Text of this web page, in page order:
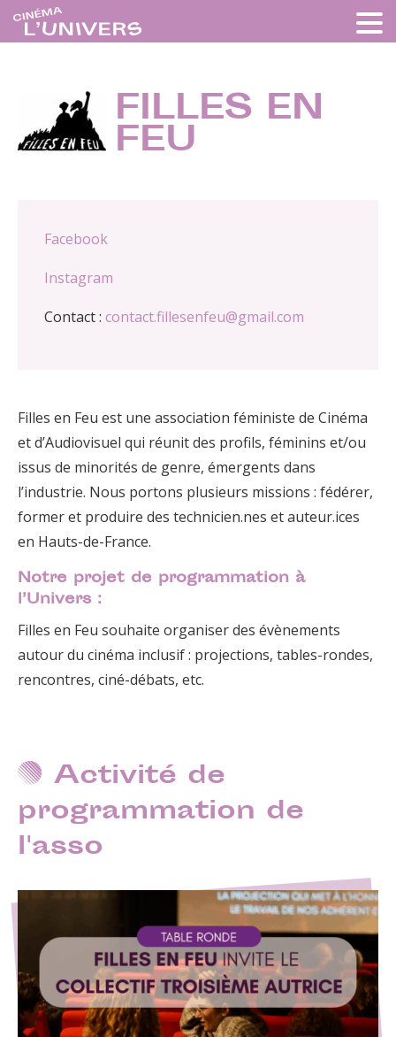
FILLES EN
FEU
Facebook
Instagram
Contact : contact.fillesenfeu@gmail.com
Filles en Feu est une association féministe de Cinéma
et d’Audiovisuel qui réunit des profils, féminins et/ou
issus de minorités de genre, émergents dans
l’industrie. Nous portons plusieurs missions : fédérer,
former et produire des technicien.nes et auteur.ices
en Hauts-de-France.
Notre projet de programmation à
l’Univers :
Filles en Feu souhaite organiser des évènements
autour du cinéma inclusif : projections, tables-rondes,
rencontres, ciné-débats, etc.
Activité de
programmation de
l'asso